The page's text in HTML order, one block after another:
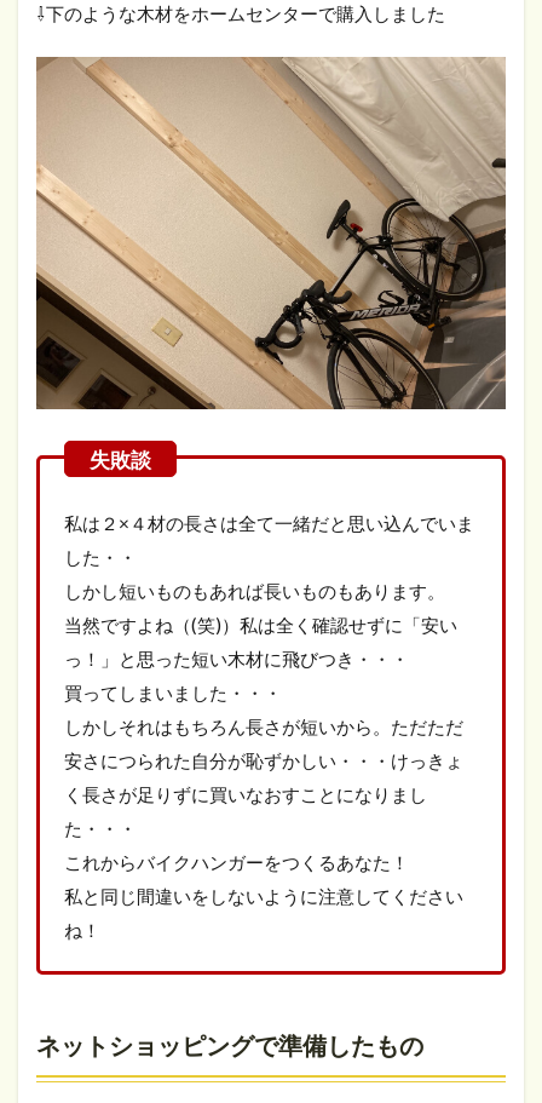
⇩下のような木材をホームセンターで購入しました
私は２×４材の長さは全て一緒だと思い込んでいま
した・・
しかし短いものもあれば長いものもあります。
当然ですよね（(笑)）私は全く確認せずに「安い
っ！」と思った短い木材に飛びつき・・・
買ってしまいました・・・
しかしそれはもちろん長さが短いから。ただただ
安さにつられた自分が恥ずかしい・・・けっきょ
く長さが足りずに買いなおすことになりまし
た・・・
これからバイクハンガーをつくるあなた！
私と同じ間違いをしないように注意してください
ね！
ネットショッピングで準備したもの